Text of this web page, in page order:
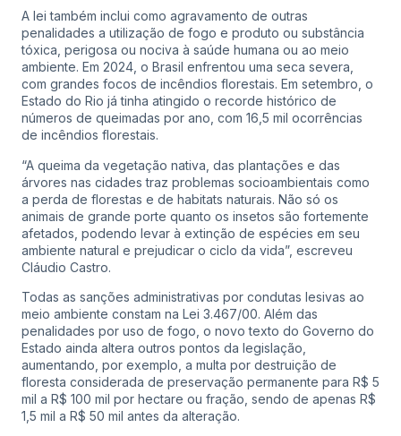
A lei também inclui como agravamento de outras
penalidades a utilização de fogo e produto ou substância
tóxica, perigosa ou nociva à saúde humana ou ao meio
ambiente. Em 2024, o Brasil enfrentou uma seca severa,
com grandes focos de incêndios florestais. Em setembro, o
Estado do Rio já tinha atingido o recorde histórico de
números de queimadas por ano, com 16,5 mil ocorrências
de incêndios florestais.
“A queima da vegetação nativa, das plantações e das
árvores nas cidades traz problemas socioambientais como
a perda de florestas e de habitats naturais. Não só os
animais de grande porte quanto os insetos são fortemente
afetados, podendo levar à extinção de espécies em seu
ambiente natural e prejudicar o ciclo da vida”, escreveu
Cláudio Castro.
Todas as sanções administrativas por condutas lesivas ao
meio ambiente constam na Lei 3.467/00. Além das
penalidades por uso de fogo, o novo texto do Governo do
Estado ainda altera outros pontos da legislação,
aumentando, por exemplo, a multa por destruição de
floresta considerada de preservação permanente para R$ 5
mil a R$ 100 mil por hectare ou fração, sendo de apenas R$
1,5 mil a R$ 50 mil antes da alteração.